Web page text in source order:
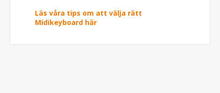
Läs våra tips om att välja rätt
Midikeyboard här